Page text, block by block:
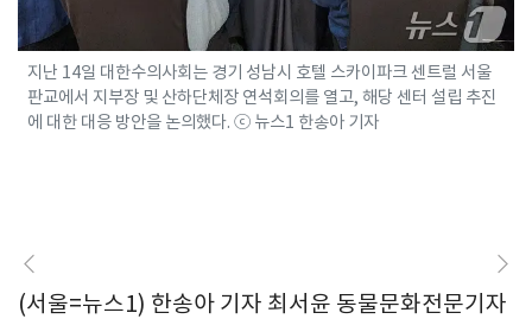
지난 14일 대한수의사회는 경기 성남시 호텔 스카이파크 센트럴 서울
판교에서 지부장 및 산하단체장 연석회의를 열고, 해당 센터 설립 추진
에 대한 대응 방안을 논의했다. ⓒ 뉴스1 한송아 기자
(서울=뉴스1) 한송아 기자 최서윤 동물문화전문기자